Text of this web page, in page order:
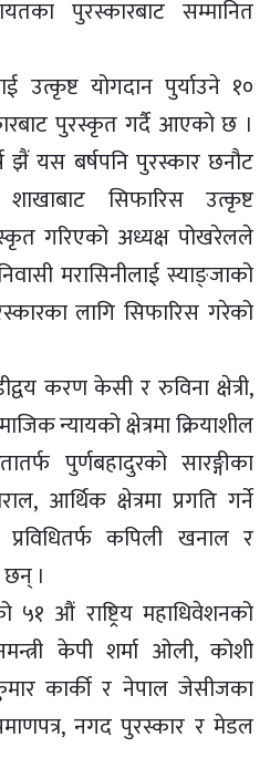
पुरस्कारबाट सम्मानित
उत्कृष्ट योगदान पुर्याउने १०
पुरस्कृत गर्दै आएको छ ।
यस बर्षपनि पुरस्कार छनौट
सिफारिस उत्कृष्ट
गरिएको अध्यक्ष पोखरेलले
मरासिनीलाई स्याङ्जाको
लागि सिफारिस गरेको
करण केसी र रुविना क्षेत्री,
न्यायको क्षेत्रमा क्रियाशील
पुर्णबहादुरको सारङ्गीका
आर्थिक क्षेत्रमा प्रगति गर्ने
प्रविधितर्फ कपिली खनाल र
छन् ।
औं राष्ट्रिय महाधिवेशनको
केपी शर्मा ओली, कोशी
कार्की र नेपाल जेसीजका
नगद पुरस्कार र मेडल